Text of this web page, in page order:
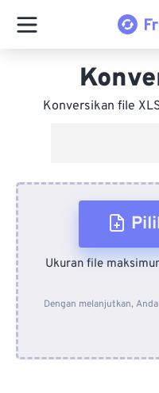
Konversikan file
Ukuran file
Dengan melanjutkan,